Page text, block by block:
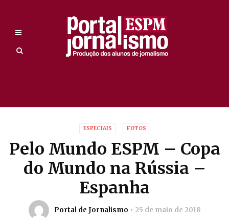
ESPECIAIS FOTOS
Pelo Mundo ESPM – Copa
do Mundo na Rússia –
Espanha
Portal de Jornalismo 25 de maio de 2018